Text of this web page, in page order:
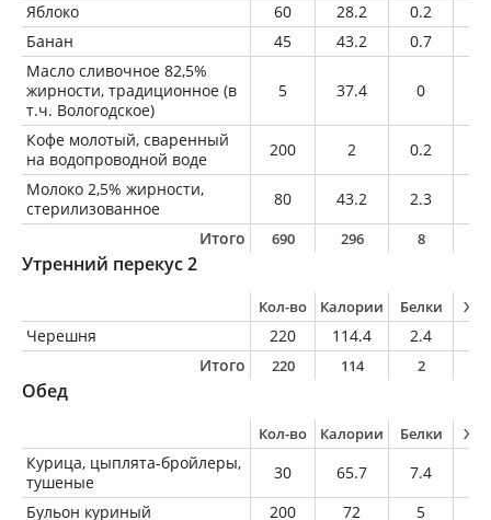
Яблоко
60 28.2 0.2
Банан
45 43.2 0.7
Масло сливочное 82,5%
жирности, традиционное (в
т.ч. Вологодское)
5 37.4 0
Кофе молотый, сваренный
на водопроводной воде
200 2 0.2
Молоко 2,5% жирности,
стерилизованное
80 43.2 2.3
Итого
690 296 8
Утренний перекус 2
Кол-во Калории Белки
Черешня 220 114.4 2.4
Итого
220 114 2
Обед
Кол-во Калории Белки
Курица, цыплята-бройлеры,
тушеные
30 65.7 7.4
Бульон куриный
200 72 5